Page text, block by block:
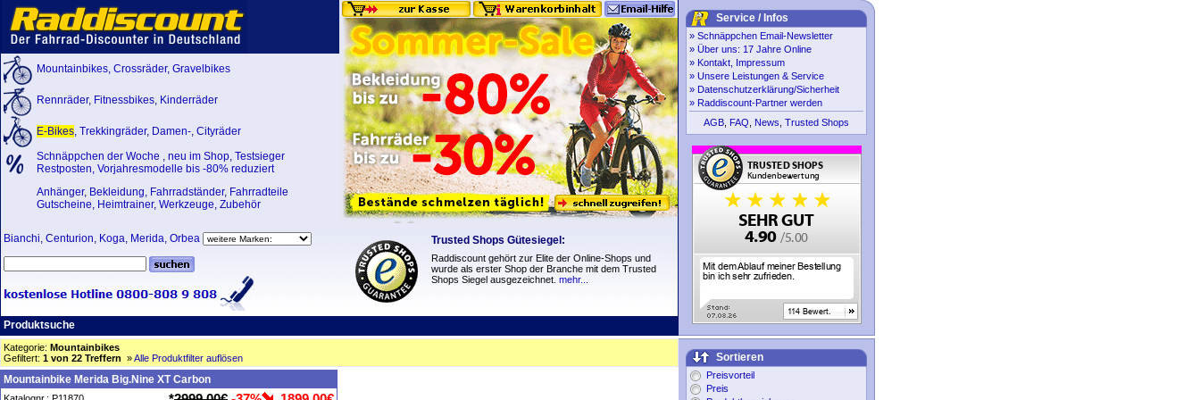
Mountainbikes, Crossräder, Gravelbikes
Rennräder, Fitnessbikes, Kinderräder
E-Bikes, Trekkingräder, Damen-, Cityräder
Schnäppchen der Woche , neu im Shop, Testsieger
Restposten, Vorjahresmodelle bis -80% reduziert
Anhänger, Bekleidung, Fahrradständer, Fahrradteile
Gutscheine, Heimtrainer, Werkzeuge, Zubehör
Service / Infos
» Schnäppchen Email-Newsletter
» Über uns: 17 Jahre Online
» Kontakt, Impressum
» Unsere Leistungen & Service
» Datenschutzerklärung/Sicherheit
» Raddiscount-Partner werden
AGB FAQ News Trusted Shops
Bianchi, Centurion, Koga, Merida, Orbea Trusted Shops Gütesiegel:
Raddiscount gehört zur Elite der Online-Shops und
wurde als erster Shop der Branche mit dem Trusted
Shops Siegel ausgezeichnet. mehr...
Produktsuche
Kategorie: Mountainbikes
Gefiltert: 1 von 22 Treffern »Alle Produktfilter auflösen
Mountainbike Merida Big.Nine XT Carbon
Sortieren
Preisvorteil
Preis